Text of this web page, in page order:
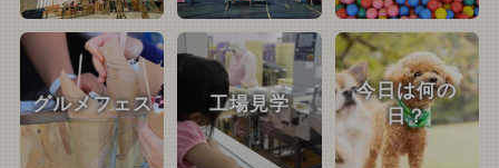
グルメフェス 工場見学
今日は何の
日？